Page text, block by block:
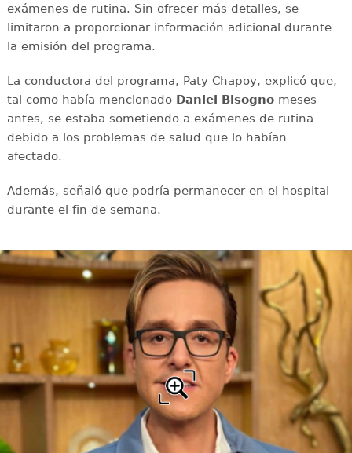
exámenes de rutina. Sin ofrecer más detalles, se
limitaron a proporcionar información adicional durante
la emisión del programa.
La conductora del programa, Paty Chapoy, explicó que,
tal como había mencionado Daniel Bisognomeses
antes, se estaba sometiendo a exámenes de rutina
debido a los problemas de salud que lo habían
afectado.
Además, señaló que podría permanecer en el hospital
durante el fin de semana.